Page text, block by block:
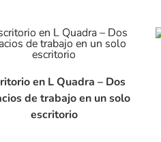
en L Quadra – Dos
de trabajo en un solo
escritorio